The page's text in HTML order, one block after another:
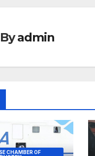
Byadmin
CHAMBER OF